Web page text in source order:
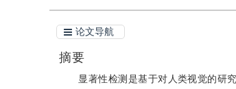
论文导航
摘要
显著性检测是基于对人类视觉的研